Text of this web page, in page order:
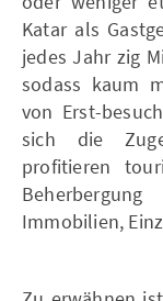
Katar als
jedes Jahr zig
sodass kaum
von Erst-
sich die
profitieren
Immobilien,